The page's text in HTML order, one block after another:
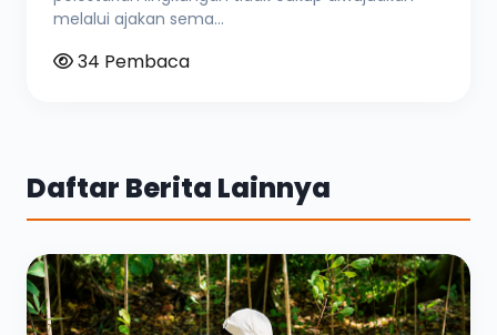
melalui ajakan sema...
34 Pembaca
Daftar Berita Lainnya